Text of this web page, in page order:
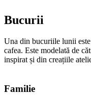
Bucurii
Una din bucuriile lunii
cafea. Este modelată de
inspirat și din creațiile
Familie